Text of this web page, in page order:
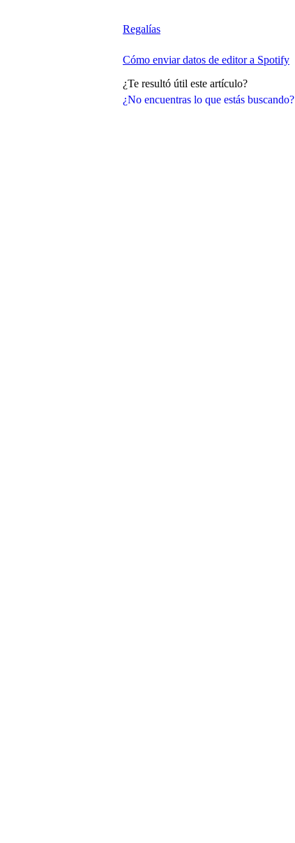
¿No encuentras lo que estás buscando?
Regalías
Cómo enviar datos de editor a Spotify
¿Te resultó útil este artículo?